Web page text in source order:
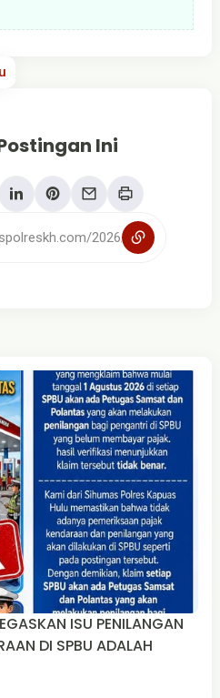
Ini
ISU PENILANGAN
DI SPBU ADALAH